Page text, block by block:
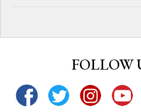
FOLLOW